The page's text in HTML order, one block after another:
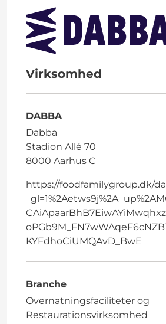
Virksomhed
DABBA
Dabba
Stadion Allé 70
8000 Aarhus C
https://foodfamilygroup.dk/
KYFdhoCiUMQAvD_BwE
Branche
Overnatningsfaciliteter og
Restaurationsvirksomhed